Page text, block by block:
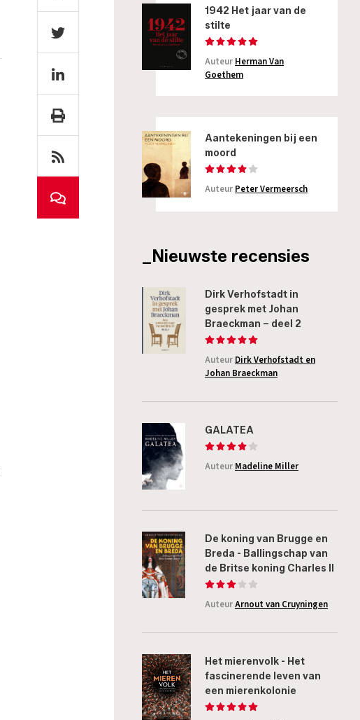
1942 Het jaar van de
stilte
Auteur Herman Van
Goethem
Aantekeningen bij een
moord
Auteur Peter Vermeersch
_Nieuwste recensies
Dirk Verhofstadt in
gesprek met Johan
Braeckman – deel 2
Auteur Dirk Verhofstadt en
Johan Braeckman
GALATEA
Auteur Madeline Miller
De koning van Brugge en
Breda - Ballingschap van
de Britse koning Charles II
AuteurArnout van Cruyningen
Het mierenvolk - Het
fascinerende leven van
een mierenkolonie